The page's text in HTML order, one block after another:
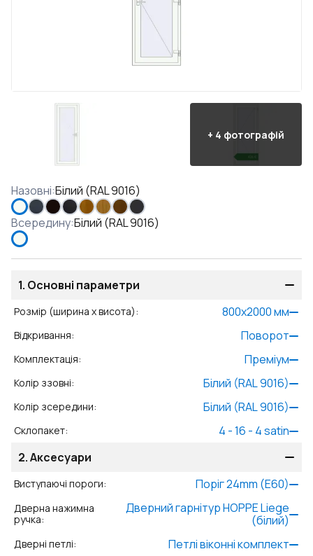
+ 4 фотографій
Назовні:Білий (RAL 9016)
Всередину:Білий (RAL 9016)
1. Основні параметри
Розмір (ширина x висота): 800x2000мм
Відкривання: Поворот
Комплектація: Преміум
Колір ззовні: Білий (RAL 9016)
Колір зсередини: Білий (RAL 9016)
Склопакет:
4 - 16 - 4 satin
2.Аксесуари
Виступаючі пороги: Поріг 24mm (E60)
Дверна нажимна
ручка:
Дверний гарнітур HOPPE Liege
(білий)
Дверні петлі: Петлі віконні комплект